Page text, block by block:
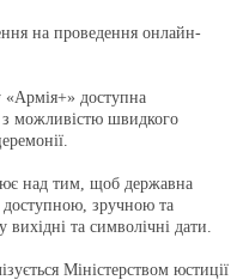
на проведення онлайн-
«Армія+» доступна
з можливістю швидкого
над тим, щоб державна
доступною, зручною та
та символічні дати.
Міністерством юстиції